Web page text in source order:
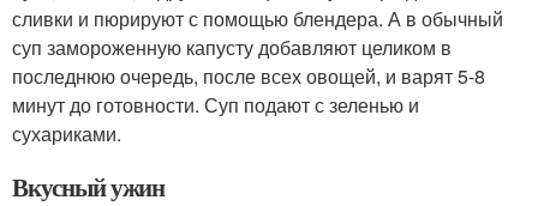
сливки и пюрируют с помощью блендера. А в обычный
суп замороженную капусту добавляют целиком в
последнюю очередь, после всех овощей, и варят 5-8
минут до готовности. Суп подают с зеленью и
сухариками.
Вкусный ужин